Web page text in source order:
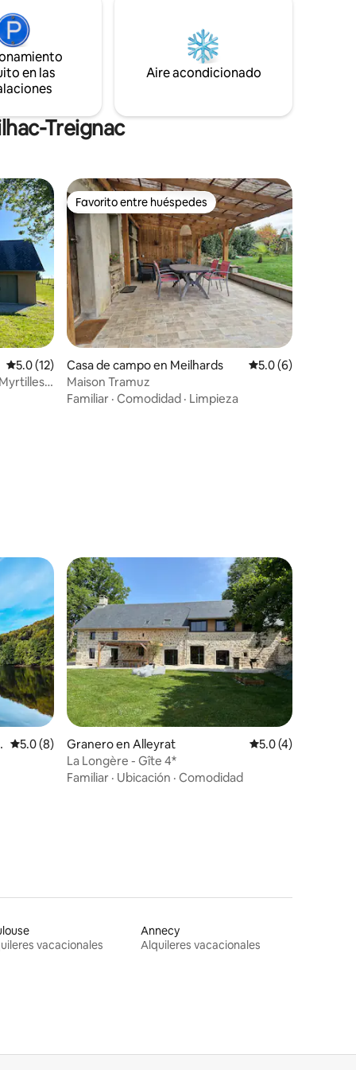
en las
Aire acondicionado
Treignac
Calificación promedio: 5.0 de 5, 12 reseñas
5.0 (12)
Favorito entre huéspedes
Favorito entre huéspedes
Casa de campo en Meilhards Calificación
5.0 (6)
Maison Tramuz
Familiar · Comodidad · Limpieza
Calificación promedio: 5.0 de 5, 8 reseñas
5.0 (8)
Granero en Alleyrat Calificación
5.0 (4)
La Longère - Gîte 4*
Familiar · Ubicación · Comodidad
vacacionales
Annecy
Alquileres vacacionales